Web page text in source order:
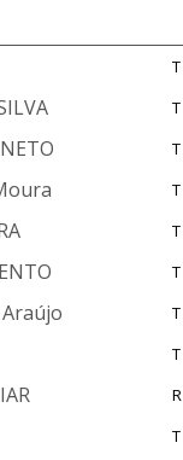
T
T
T
T
T
T
T
T
R
T